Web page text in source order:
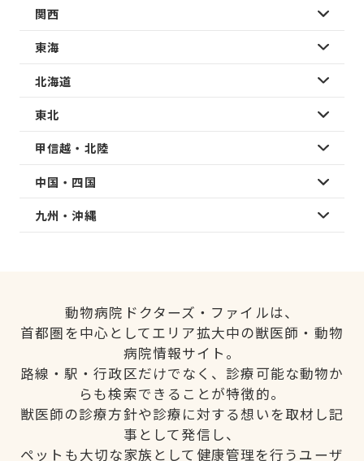
関西
東海
北海道
東北
甲信越・北陸
中国・四国
九州・沖縄
動物病院ドクターズ・ファイルは、
首都圏を中心としてエリア拡大中の獣医師・動物
病院情報サイト。
路線・駅・行政区だけでなく、診療可能な動物か
らも検索できることが特徴的。
獣医師の診療方針や診療に対する想いを取材し記
事として発信し、
ペットも大切な家族として健康管理を行うユーザ